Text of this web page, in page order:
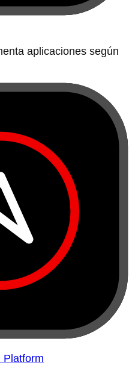
aplicaciones según
Platform